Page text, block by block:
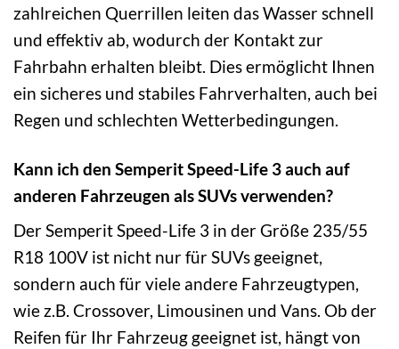
zahlreichen Querrillen leiten das Wasser schnell
und effektiv ab, wodurch der Kontakt zur
Fahrbahn erhalten bleibt. Dies ermöglicht Ihnen
ein sicheres und stabiles Fahrverhalten, auch bei
Regen und schlechten Wetterbedingungen.
Kann ich den Semperit Speed-Life 3 auch auf
anderen Fahrzeugen als SUVs verwenden?
Der Semperit Speed-Life 3 in der Größe 235/55
R18 100V ist nicht nur für SUVs geeignet,
sondern auch für viele andere Fahrzeugtypen,
wie z.B. Crossover, Limousinen und Vans. Ob der
Reifen für Ihr Fahrzeug geeignet ist, hängt von